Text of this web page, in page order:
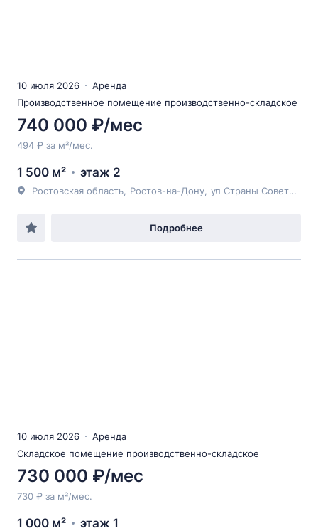
10 июля 2026
Аренда
Производственное помещение производственно-складское
740 000 ₽/мес
494 ₽ за м²/мес.
1 500 м² этаж 2
Ростовская область Ростов-на-Дону ул Страны Советов
Подробнее
10 июля 2026
Аренда
Складское помещение производственно-складское
730 000 ₽/мес
730 ₽ за м²/мес.
1 000 м² этаж 1